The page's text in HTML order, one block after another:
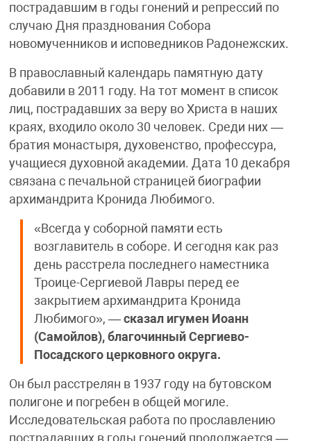
пострадавшим в годы гонений и репрессий по
случаю Дня празднования Собора
новомученников и исповедников Радонежских.
В православный календарь памятную дату
добавили в 2011 году. На тот момент в список
лиц, пострадавших за веру во Христа в наших
краях, входило около 30 человек. Среди них —
братия монастыря, духовенство, профессура,
учащиеся духовной академии. Дата 10 декабря
связана с печальной страницей биографии
архимандрита Кронида Любимого.
«Всегда у соборной памяти есть
возглавитель в соборе. И сегодня как раз
день расстрела последнего наместника
Троице-Сергиевой Лавры перед ее
закрытием архимандрита Кронида
Любимого», —сказал игумен Иоанн
(Самойлов), благочинный Сергиево-
Посадского церковного округа.
Он был расстрелян в 1937 году на бутовском
полигоне и погребен в общей могиле.
Исследовательская работа по прославлению